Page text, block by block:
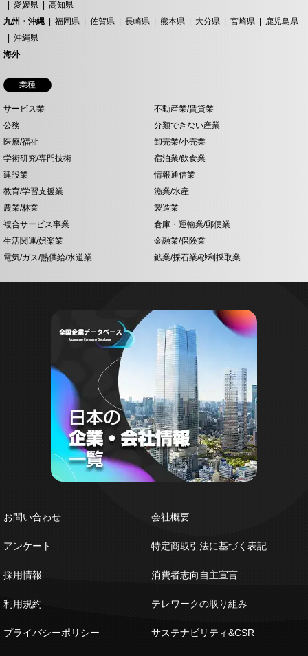
愛媛県
高知県
九州・沖縄
福岡県 佐賀県 長崎県 熊本県 大分県 宮崎県
鹿児島県
沖縄県
海外
業種
サービス業
不動産業/賃貸業
公務
分類できない産業
医療/福祉
卸売業/小売業
学術研究/専門技術
宿泊業/飲食業
建設業
情報通信業
教育/学習支援業
漁業/水産
農業/林業
製造業
複合サービス事業
倉庫・運輸業/郵便業
生活関連/娯楽業
金融業/保険業
電気/ガス/熱供給/水道業
鉱業/採石業/砂利採取業
お問い合わせ
アンケート
採用情報
利用規約
プライバシーポリシー
会社概要
特定商取引法に基づく表記
消費者志向自主宣言
テレワークの取り組み
サステナビリティ&CSR